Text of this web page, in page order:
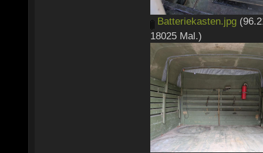
Batteriekasten.jpg
18025 Mal.)